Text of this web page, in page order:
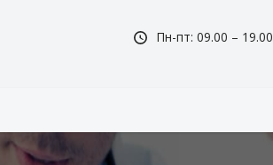
Пн-пт: 09.00 – 19.00